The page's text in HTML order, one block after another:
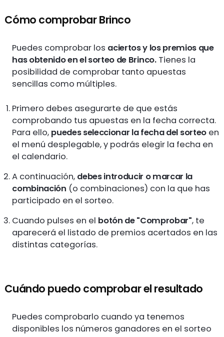
Cómo comprobar Brinco
Puedes comprobar los aciertos y los premios que
has obtenido en el sorteo de Brinco.Tienes la
posibilidad de comprobar tanto apuestas
sencillas como múltiples.
Primero debes asegurarte de que estás
comprobando tus apuestas en la fecha correcta.
Para ello, puedes seleccionar la fecha del sorteoen
el menú desplegable, y podrás elegir la fecha en
el calendario.
A continuación, debes introducir o marcar la
combinación (o combinaciones) con la que has
participado en el sorteo.
Cuando pulses en el botón de "Comprobar", te
aparecerá el listado de premios acertados en las
distintas categorías.
Cuándo puedo comprobar el resultado
Puedes comprobarlo cuando ya tenemos
disponibles los números ganadores en el sorteo